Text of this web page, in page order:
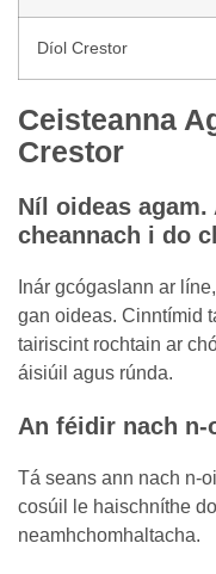
Díol Crestor
Ceisteanna
Crestor
Níl oideas
cheannach i do
Inár gcógaslann ar
gan oideas. Cinntímid
tairiscint rochtain ar
áisiúil agus rúnda.
An féidir nach
Tá seans ann nach n-
cosúil le haischníthe
neamhchomhaltacha.